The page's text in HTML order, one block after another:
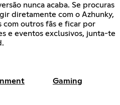
nunca acaba. Se procuras
diretamente com o Azhunky,
outros fãs e ficar por
e eventos exclusivos, junta-te
Gaming